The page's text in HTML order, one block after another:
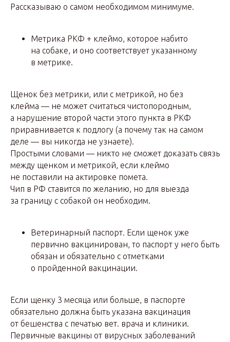
Рассказываю о самом необходимом минимуме.
Метрика РКФ + клеймо, которое набито
на собаке, и оно соответствует указанному
в метрике.
Щенок без метрики, или с метрикой, но без
клейма — не может считаться чистопородным,
а нарушение второй части этого пункта в РКФ
приравнивается к подлогу (а почему так на самом
деле — вы никогда не узнаете).
Простыми словами — никто не сможет доказать связь
между щенком и метрикой, если клеймо
не поставили на актировке помета.
Чип в РФ ставится по желанию, но для выезда
за границу с собакой он необходим.
Ветеринарный паспорт. Если щенок уже
первично вакцинирован, то паспорт у него быть
обязан и обязательно с отметками
о пройденной вакцинации.
Если щенку 3 месяца или больше, в паспорте
обязательно должна быть указана вакцинация
от бешенства с печатью вет. врача и клиники.
Первичные вакцины от вирусных заболеваний